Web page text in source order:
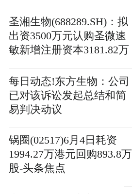
圣湘生物(688289.SH)：拟
出资3500万元认购圣微速
敏新增注册资本3181.82万
每日动态!东方生物：公司
已对该诉讼发起总结和简
易判决动议
锅圈(02517)6月4日耗资
1994.27万港元回购893.8万
股-头条焦点